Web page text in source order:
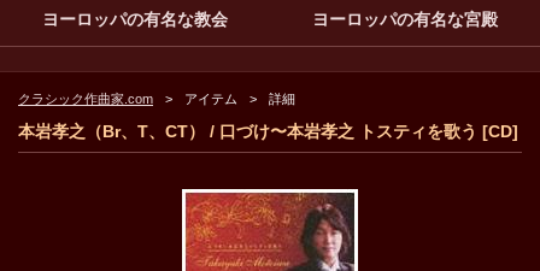
ヨーロッパの有名な教会
ヨーロッパの有名な宮殿
クラシック作曲家.com アイテム 詳細
本岩孝之（Br、T、CT） / 口づけ〜本岩孝之 トスティを歌う [CD]